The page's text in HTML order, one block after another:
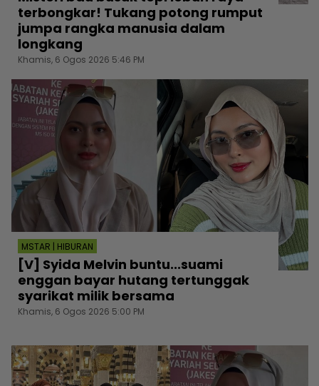
terbongkar! Tukang potong rumput
jumpa rangka manusia dalam
longkang
Khamis, 6 Ogos 2026 5:46 PM
MSTAR | HIBURAN
[V] Syida Melvin buntu...suami
enggan bayar hutang tertunggak
syarikat milik bersama
Khamis, 6 Ogos 2026 5:00 PM